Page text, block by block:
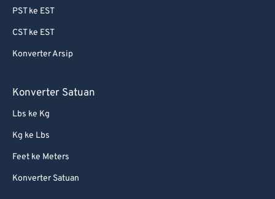
PST ke EST
CST ke EST
Konverter Arsip
Konverter Satuan
Lbs ke Kg
Kg ke Lbs
Feet ke Meters
Konverter Satuan